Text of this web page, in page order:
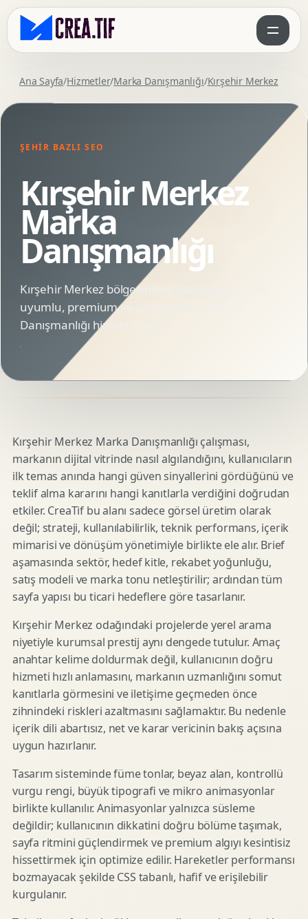
Ana Sayfa/Hizmetler/Marka Danışmanlığı/Kırşehir Merkez
ŞEHIR BAZLI SEO
Kırşehir Merkez
Marka
Danışmanlığı
Kırşehir Merkez bölgesindeki markalar için SEO
uyumlu, premium ve animasyonlu Marka
Danışmanlığı hizmet sayfası.
Kırşehir Merkez Marka Danışmanlığı çalışması,
markanın dijital vitrinde nasıl algılandığını, kullanıcıların
ilk temas anında hangi güven sinyallerini gördüğünü ve
teklif alma kararını hangi kanıtlarla verdiğini doğrudan
etkiler. CreaTif bu alanı sadece görsel üretim olarak
değil; strateji, kullanılabilirlik, teknik performans, içerik
mimarisi ve dönüşüm yönetimiyle birlikte ele alır. Brief
aşamasında sektör, hedef kitle, rekabet yoğunluğu,
satış modeli ve marka tonu netleştirilir; ardından tüm
sayfa yapısı bu ticari hedeflere göre tasarlanır.
Kırşehir Merkez odağındaki projelerde yerel arama
niyetiyle kurumsal prestij aynı dengede tutulur. Amaç
anahtar kelime doldurmak değil, kullanıcının doğru
hizmeti hızlı anlamasını, markanın uzmanlığını somut
kanıtlarla görmesini ve iletişime geçmeden önce
zihnindeki riskleri azaltmasını sağlamaktır. Bu nedenle
içerik dili abartısız, net ve karar vericinin bakış açısına
uygun hazırlanır.
Tasarım sisteminde füme tonlar, beyaz alan, kontrollü
vurgu rengi, büyük tipografi ve mikro animasyonlar
birlikte kullanılır. Animasyonlar yalnızca süsleme
değildir; kullanıcının dikkatini doğru bölüme taşımak,
sayfa ritmini güçlendirmek ve premium algıyı kesintisiz
hissettirmek için optimize edilir. Hareketler performansı
bozmayacak şekilde CSS tabanlı, hafif ve erişilebilir
kurgulanır.